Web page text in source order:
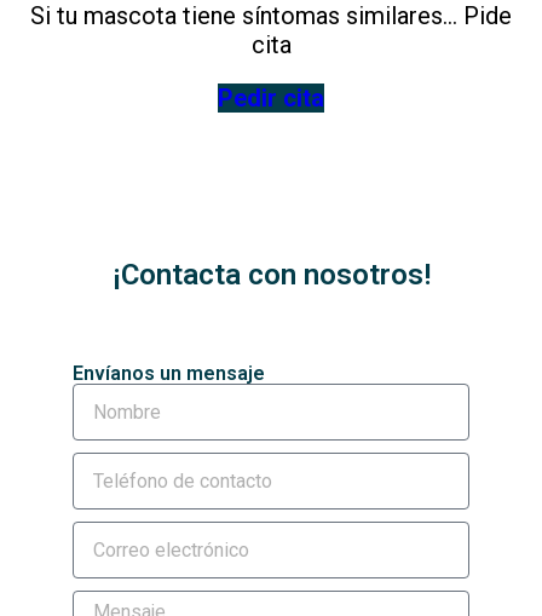
Si tu mascota tiene síntomas similares… Pide
cita
Pedir cita
¡Contacta con nosotros!
Envíanos un mensaje